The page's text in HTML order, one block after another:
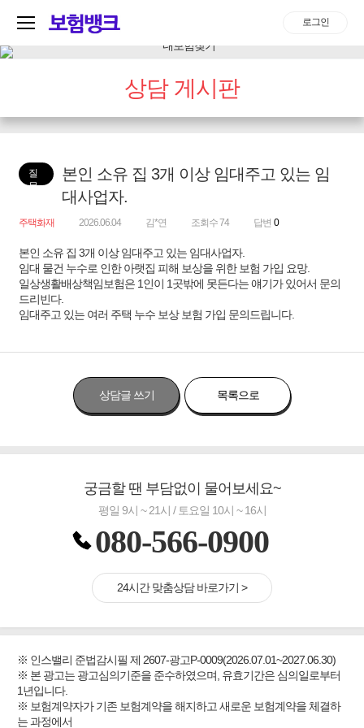
로그인
상담 게시판
질
문
본인 소유 집 3개 이상 임대주고 있는 임
대사업자.
주택화재 2026.06.04 김*연 조회수 74 답변 0
본인 소유 집 3개 이상 임대주고 있는 임대사업자.
임대 물건 누수로 인한 아랫집 피해 보상을 위한 보험 가입 요망.
일상생활배상책임보험은 1인이 1곳밖에 못든다는 얘기가 있어서 문의
드리빈다.
임대주고 있는 여러 주택 누수 보상 보험 가입 문의드립니다.
상담글 쓰기 목록으로
궁금할 땐 부담없이 물어보세요~
평일 9시 ~ 21시 / 토요일 10시 ~ 16시
080-566-0900
24시간 맞춤상담 바로가기 >
※ 인스밸리 준법감시필 제 2607-광고P-0009(2026.07.01~2027.06.30)
※ 본 광고는 광고심의기준을 준수하였으며, 유효기간은 심의일로부터
1년입니다.
※ 보험계약자가 기존 보험계약을 해지하고 새로운 보험계약을 체결하
는 과정에서